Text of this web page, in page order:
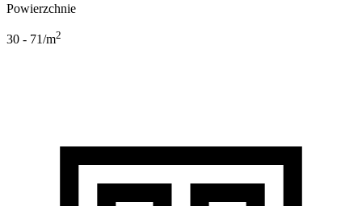
Powierzchnie
30 - 71/m2